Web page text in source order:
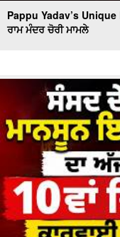
Pappu Yadav’s
ਰਾਮ ਮੰਦਰ ਚੋਰੀ ਮਾਮਲੇ